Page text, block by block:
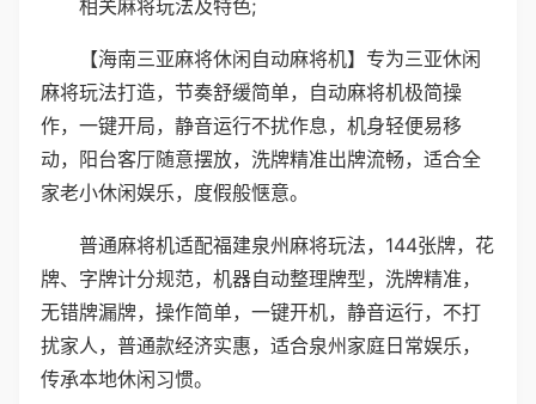
相关麻将玩法及特色;
【海南三亚麻将休闲自动麻将机】专为三亚休闲
麻将玩法打造，节奏舒缓简单，自动麻将机极简操
作，一键开局，静音运行不扰作息，机身轻便易移
动，阳台客厅随意摆放，洗牌精准出牌流畅，适合全
家老小休闲娱乐，度假般惬意。
普通麻将机适配福建泉州麻将玩法，144张牌，花
牌、字牌计分规范，机器自动整理牌型，洗牌精准，
无错牌漏牌，操作简单，一键开机，静音运行，不打
扰家人，普通款经济实惠，适合泉州家庭日常娱乐，
传承本地休闲习惯。